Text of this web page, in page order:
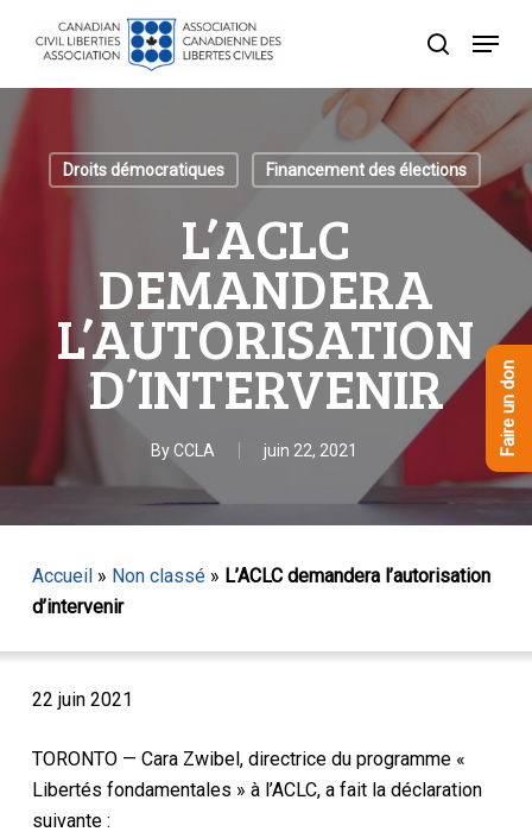
content
recherche
Menu
Droits démocratiques Financement des élections
L’ACLC
DEMANDERA
L’AUTORISATION
D’INTERVENIR
ByCCLA juin 22, 2021
Accueil» Non classé» L’ACLC demandera l’autorisation
d’intervenir
22 juin 2021
TORONTO — Cara Zwibel, directrice du programme «
Libertés fondamentales » à l’ACLC, a fait la déclaration
suivante :
Faire un don